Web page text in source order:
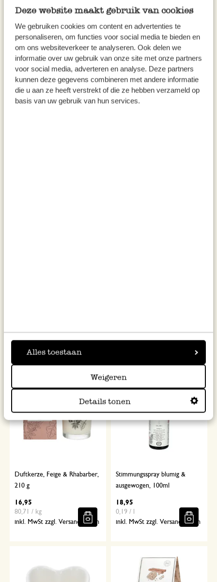
Deze website maakt gebruik van cookies
We gebruiken cookies om content en advertenties te
personaliseren, om functies voor social media te bieden en
om ons websiteverkeer te analyseren. Ook delen we
informatie over uw gebruik van onze site met onze partners
voor social media, adverteren en analyse. Deze partners
kunnen deze gegevens combineren met andere informatie
die u aan ze heeft verstrekt of die ze hebben verzameld op
basis van uw gebruik van hun services.
Alles toestaan
Weigeren
Details tonen
Duftkerze, Feige & Rhabarber,
210 g
16,95
80,71 / kg
inkl. MwSt zzgl. Versandkosten
Stimmungsspray blumig &
ausgewogen, 100ml
18,95
0,19 / l
inkl. MwSt zzgl. Versandkosten